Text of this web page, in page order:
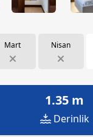
Mart Nisan
1.35 m
Derinlik